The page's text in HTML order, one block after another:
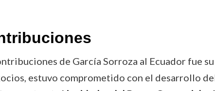
de García Sorroza al Ecuador fue
estuvo comprometido con el desarrollo